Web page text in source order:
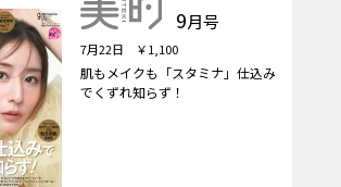
9月号
7月22日 ￥1,100
肌もメイクも「スタミナ」仕込み
でくずれ知らず！